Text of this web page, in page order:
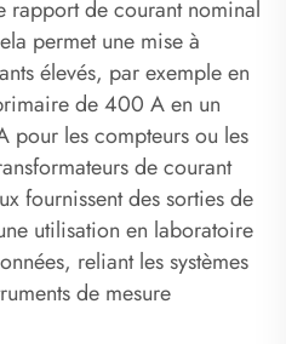
rapport de courant nominal
permet une mise à
élevés, par exemple en
de 400 A en un
pour les compteurs ou les
de courant
fournissent des sorties de
utilisation en laboratoire
reliant les systèmes
de mesure